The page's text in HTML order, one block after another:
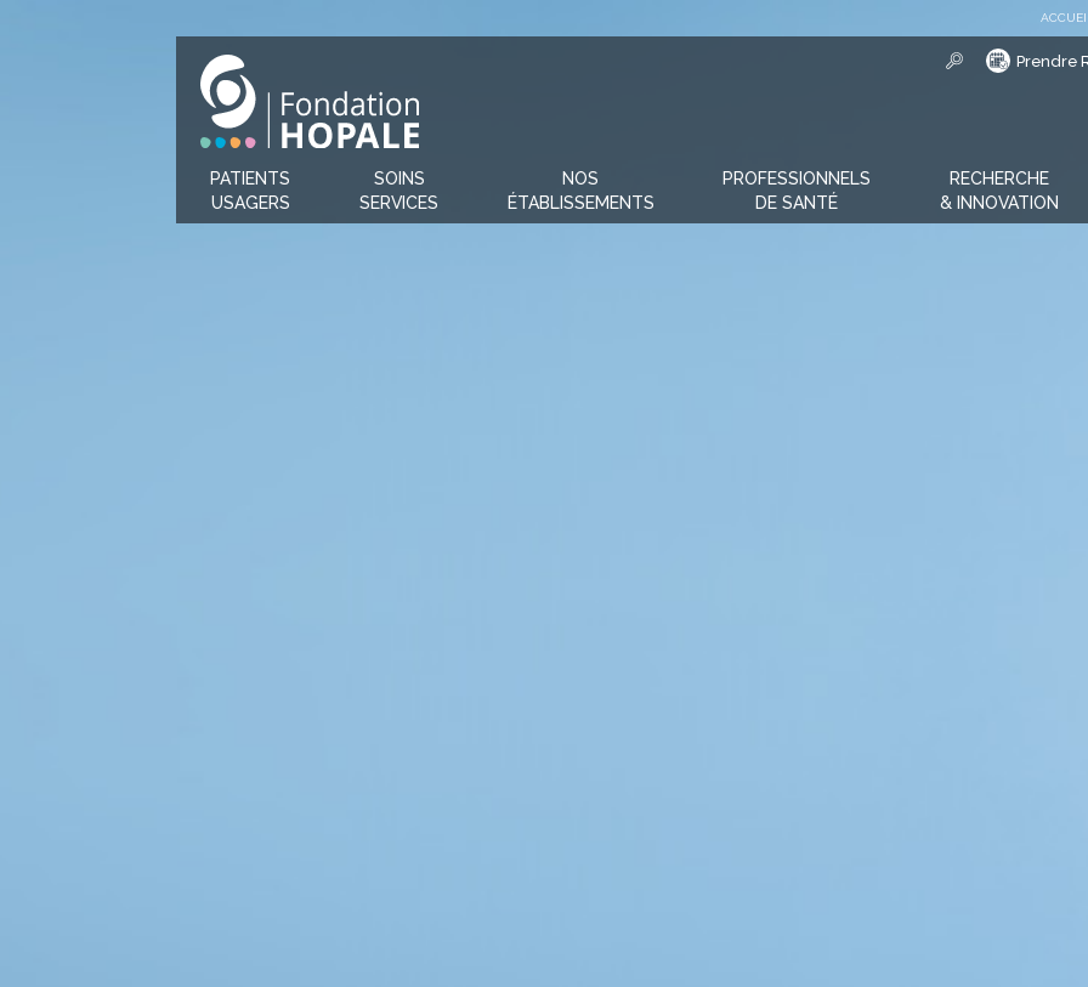
Prendre
PATIENTS
USAGERS
SOINS
SERVICES
NOS
ÉTABLISSEMENTS
PROFESSIONNELS
DE SANTÉ
RECHERCHE
& INNOVATION